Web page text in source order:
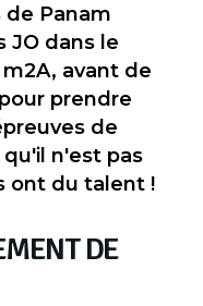
Panam
JO dans le
avant de
prendre
de
n'est pas
ont du talent !
DE